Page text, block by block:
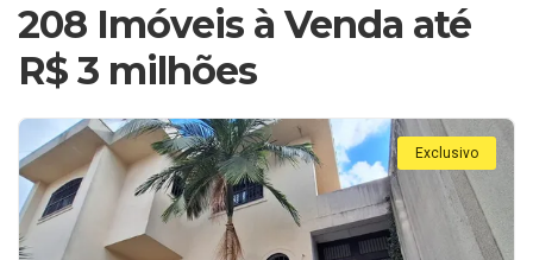
208 Imóveis à Venda até
R$ 3 milhões
Exclusivo